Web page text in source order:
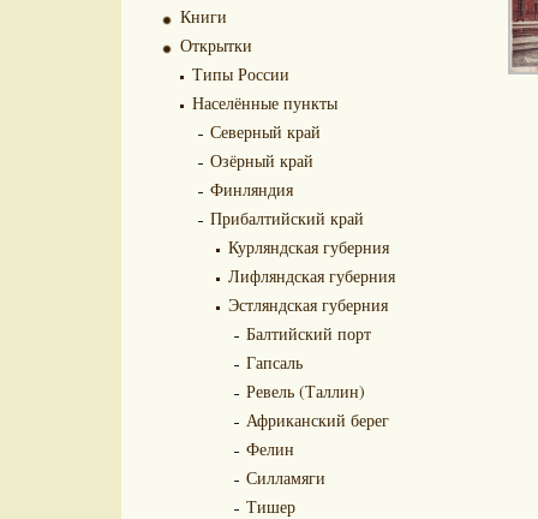
Книги
Открытки
Типы России
Населённые пункты
Северный край
Озёрный край
Финляндия
Прибалтийский край
Курляндская губерния
Лифляндская губерния
Эстляндская губерния
Балтийский порт
Гапсаль
Ревель (Таллин)
Африканский берег
Фелин
Силламяги
Тишер